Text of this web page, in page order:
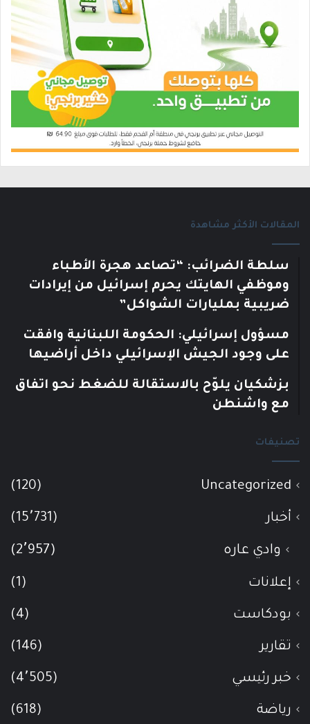
المقالات الأكثر مشاهدة
سلطة الضرائب: “تصاعد هجرة الأطباء
وموظفي الهايتك يحرم إسرائيل من إيرادات
ضريبية بمليارات الشواكل”
مسؤول إسرائيلي: الحكومة اللبنانية وافقت
على وجود الجيش الإسرائيلي داخل أراضيها
بزشكيان يلوّح بالاستقالة للضغط نحو اتفاق
مع واشنطن
تصنيفات
Uncategorized
(120)
أخبار (15٬731)
وادي عاره (2٬957)
إعلانات (1)
بودكاست (4)
تقارير (146)
خبر رئيسي (4٬505)
رياضة (618)